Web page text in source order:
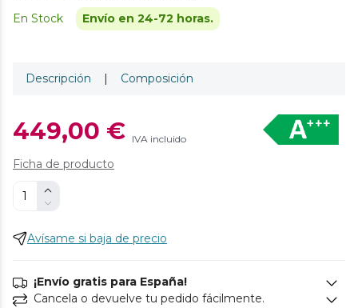
En Stock Envío en 24-72 horas.
Descripción | Composición
449,00 € IVA incluido
Ficha de producto
Avísame si baja de precio
¡Envío gratis para España!
Cancela o devuelve tu pedido fácilmente.